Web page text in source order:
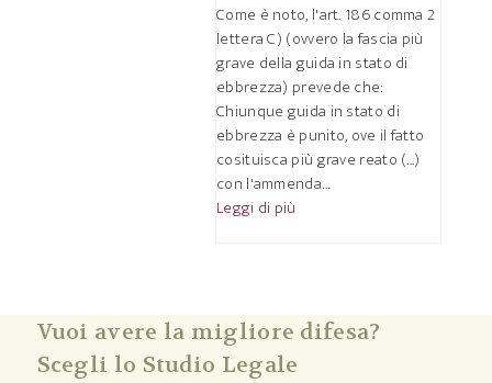
Come è noto, l'art. 186 comma 2
lettera C) (ovvero la fascia più
grave della guida in stato di
ebbrezza) prevede che:
Chiunque guida in stato di
ebbrezza è punito, ove il fatto
cosituisca più grave reato (...)
con l'ammenda…
Leggi di più
Vuoi avere la migliore difesa?
Scegli lo Studio Legale